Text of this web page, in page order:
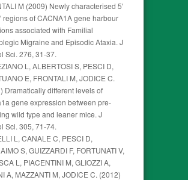
M (2009) Newly characterised 5′
regions of CACNA1A gene harbour
associated with Familial
Migraine and Episodic Ataxia. J
Sci. 276, 31-37.
L, ALBERTOSI S, PESCI D,
E, FRONTALI M, JODICE C.
Dramatically different levels of
gene expression between pre-
wild type and leaner mice. J
Sci. 305, 71-74.
L, CANALE C, PESCI D,
S, GUIZZARDI F, FORTUNATI V,
L, PIACENTINI M, GLIOZZI A,
A, MAZZANTI M, JODICE C. (2012)